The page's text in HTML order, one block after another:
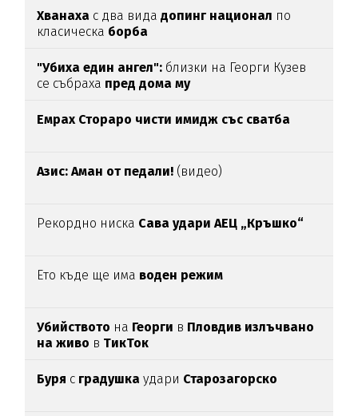
Хванаха с два видадопинг национал по
класическа борба
"Убиха един ангел": близки на Георги Кузев
се събраха пред дома му
Емрах Стораро чисти имидж със сватба
Азис: Аман от педали! (видео)
Рекордно ниска Сава удари АЕЦ „Кръшко“
Ето къде ще има воден режим
Убийството на Георги в Пловдив излъчвано
на живо в ТикТок
Буря с градушкаудари Старозагорско